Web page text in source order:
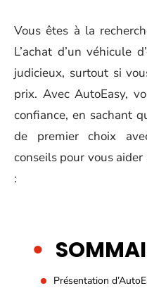
Vous êtes à la
L’achat d’un véhicule
judicieux, surtout si
prix. Avec AutoEasy,
confiance, en sachant
de premier choix
conseils pour vous
:
Présentation